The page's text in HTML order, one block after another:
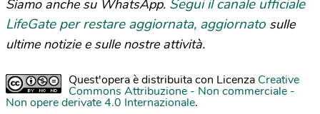
Siamo anche su WhatsApp. Segui il canale ufficiale
LifeGate per restare aggiornata, aggiornato sulle
ultime notizie e sulle nostre attività.
Quest'opera è distribuita con Licenza Creative
Commons Attribuzione - Non commerciale -
Non opere derivate 4.0 Internazionale.